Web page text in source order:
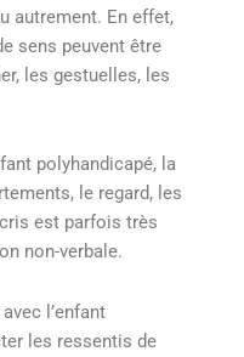
autrement. En effet,
sens peuvent être
les gestuelles, les
polyhandicapé, la
le regard, les
est parfois très
non-verbale.
l’enfant
les ressentis de